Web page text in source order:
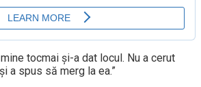
tocmai și-a dat locul. Nu a cerut
a spus să merg la ea.”